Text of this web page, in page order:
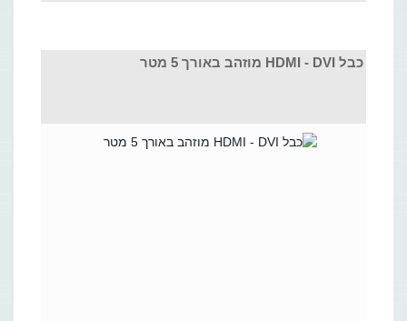
כבל HDMI - DVI מוזהב באורך 5 מטר